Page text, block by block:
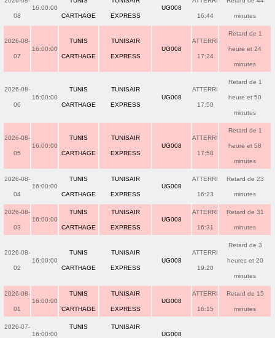
08
16:00:00
CARTHAGE EXPRESS
UG008
16:44 minutes
2026-08-
07
16:00:00
TUNIS
CARTHAGE
TUNISAIR
EXPRESS
UG008
ATTERRI
17:24
Retard de 1
heure et 24
minutes
2026-08-
06
16:00:00
TUNIS
CARTHAGE
TUNISAIR
EXPRESS
UG008
ATTERRI
17:50
Retard de 1
heure et 50
minutes
2026-08-
05
16:00:00
TUNIS
CARTHAGE
TUNISAIR
EXPRESS
UG008
ATTERRI
17:58
Retard de 1
heure et 58
minutes
2026-08-
04
16:00:00
TUNIS
CARTHAGE
TUNISAIR
EXPRESS
UG008
ATTERRI
16:23
Retard de 23
minutes
2026-08-
03
16:00:00
TUNIS
CARTHAGE
TUNISAIR
EXPRESS
UG008
ATTERRI
16:31
Retard de 31
minutes
2026-08-
02
16:00:00
TUNIS
CARTHAGE
TUNISAIR
EXPRESS
UG008
ATTERRI
19:20
Retard de 3
heures et 20
minutes
2026-08-
01
16:00:00
TUNIS
CARTHAGE
TUNISAIR
EXPRESS
UG008
ATTERRI
16:15
Retard de 15
minutes
2026-07-
16:00:00
TUNIS TUNISAIR
UG008